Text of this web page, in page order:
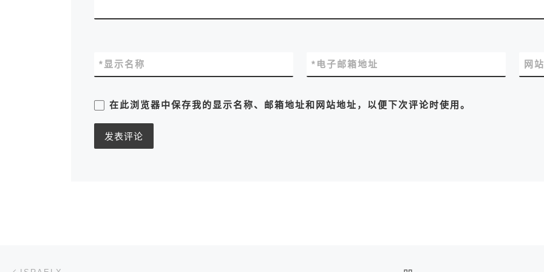
显示名称
* 电子邮箱地址
* 网
在此浏览器中保存我的显示名称、邮箱地址和网站地址，以便下次评论时使用。
文章导航